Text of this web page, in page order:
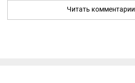
Читать комментарии